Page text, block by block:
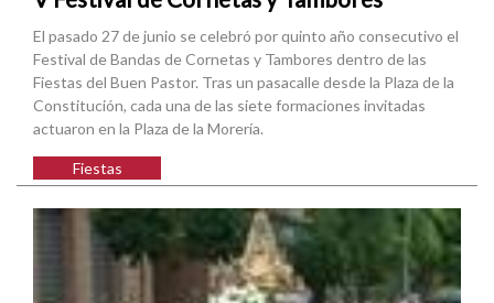
El pasado 27 de junio se celebró por quinto año consecutivo el
Festival de Bandas de Cornetas y Tambores dentro de las
Fiestas del Buen Pastor. Tras un pasacalle desde la Plaza de la
Constitución, cada una de las siete formaciones invitadas
actuaron en la Plaza de la Morería.
Fiestas